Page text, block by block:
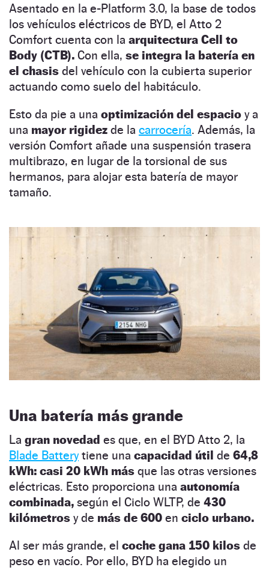
Asentado en la e-Platform 3.0, la base de todos
los vehículos eléctricos de BYD, el Atto 2
Comfort cuenta con la arquitectura Cell to
Body (CTB). Con ella, se integra la batería en
el chasis del vehículo con la cubierta superior
actuando como suelo del habitáculo.
Esto da pie a una optimización del espacio y a
una mayor rigidez de la carrocería. Además, la
versión Comfort añade una suspensión trasera
multibrazo, en lugar de la torsional de sus
hermanos, para alojar esta batería de mayor
tamaño.
Una batería más grande
La gran novedad es que, en el BYD Atto 2, la
Blade Batterytiene una capacidad útil de 64,8
kWh: casi 20 kWh más que las otras versiones
eléctricas. Esto proporciona una autonomía
combinada, según el Ciclo WLTP, de 430
kilómetros y de más de 600 en ciclo urbano.
Al ser más grande, el coche gana 150 kilos de
peso en vacío. Por ello, BYD ha elegido un